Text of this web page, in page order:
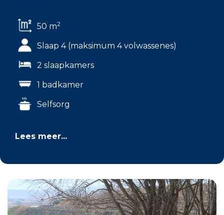
50 m2
Slaap 4 (maksimum 4 volwassenes)
2 slaapkamers
1 badkamer
Selfsorg
Lees meer...